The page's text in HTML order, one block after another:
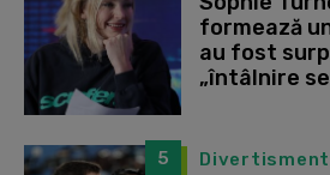
formează
au fost
„întâlnire
5 Divertisment